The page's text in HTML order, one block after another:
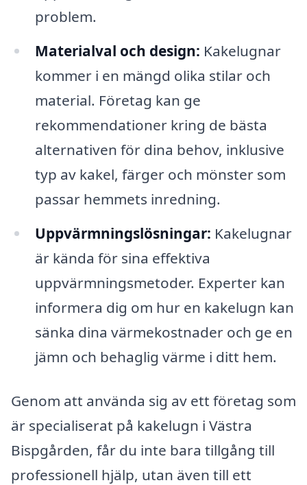
problem.
Materialval och design: Kakelugnar
kommer i en mängd olika stilar och
material. Företag kan ge
rekommendationer kring de bästa
alternativen för dina behov, inklusive
typ av kakel, färger och mönster som
passar hemmets inredning.
Uppvärmningslösningar: Kakelugnar
är kända för sina effektiva
uppvärmningsmetoder. Experter kan
informera dig om hur en kakelugn kan
sänka dina värmekostnader och ge en
jämn och behaglig värme i ditt hem.
Genom att använda sig av ett företag som
är specialiserat på kakelugn i Västra
Bispgården, får du inte bara tillgång till
professionell hjälp, utan även till ett